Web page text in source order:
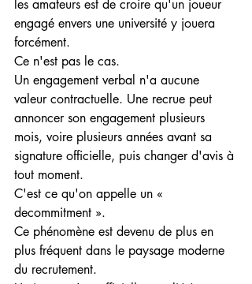
les amateurs est de croire qu'un joueur
engagé envers une université y jouera
forcément.
Ce n'est pas le cas.
Un engagement verbal n'a aucune
valeur contractuelle. Une recrue peut
annoncer son engagement plusieurs
mois, voire plusieurs années avant sa
signature officielle, puis changer d'avis à
tout moment.
C'est ce qu'on appelle un «
decommitment ».
Ce phénomène est devenu de plus en
plus fréquent dans le paysage moderne
du recrutement.